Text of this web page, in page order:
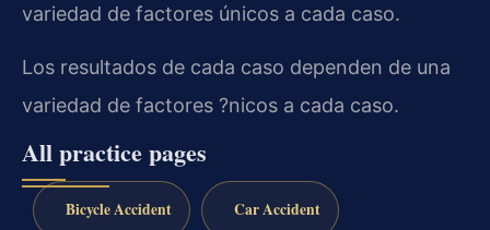
variedad de factores únicos a cada caso.
Los resultados de cada caso dependen de una
variedad de factores ?nicos a cada caso.
All practice pages
Bicycle Accident Car Accident